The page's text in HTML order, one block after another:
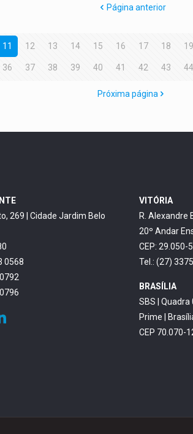
Página anterior
11 12 13 14 15 16 17 18 19
36 37 38 39 40 41 42 43 44
Próxima página
269 | Cidade Jardim Belo
0568
VITÓRIA
R. Alexandre
20º Andar
CEP: 29.050-
Tel.: (27)
BRASÍLIA
SBS | Quadra
Prime |
CEP 70.070-